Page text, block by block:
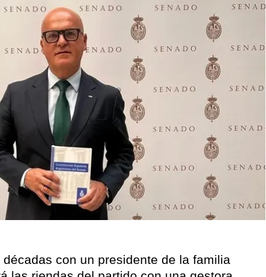
con un presidente de la familia